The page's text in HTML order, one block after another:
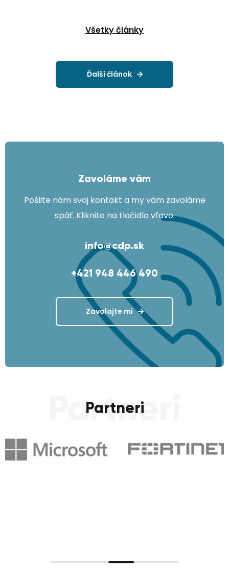
Všetky články
Ďalší článok
Zavoláme vám
Pošlite nám svoj kontakt a my vám zavoláme
späť. Kliknite na tlačidlo vľavo.
Zavolajte mi
info@cdp.sk
+421 948 446 490
Partneri
Partneri